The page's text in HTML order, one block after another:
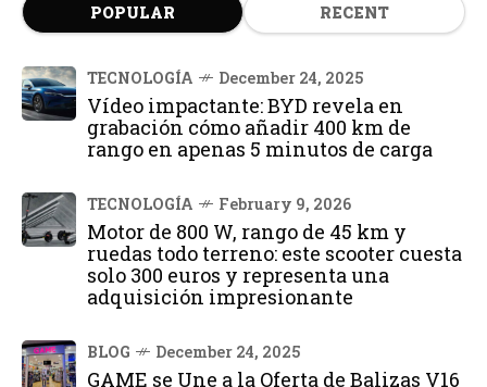
POPULAR RECENT
TECNOLOGÍA December 24, 2025
Vídeo impactante: BYD revela en
grabación cómo añadir 400 km de
rango en apenas 5 minutos de carga
TECNOLOGÍA February 9, 2026
Motor de 800 W, rango de 45 km y
ruedas todo terreno: este scooter cuesta
solo 300 euros y representa una
adquisición impresionante
BLOG December 24, 2025
GAME se Une a la Oferta de Balizas V16